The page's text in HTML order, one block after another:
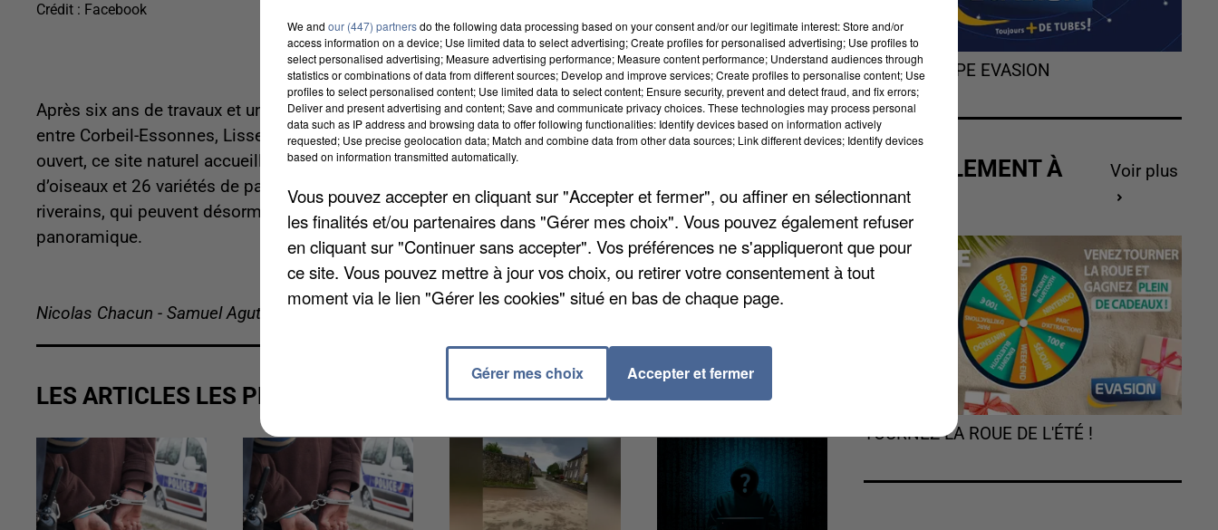
Crédit : Facebook
Après six ans de travaux et un investissement de huit millions d’euros, le Cirque de l’Essonne, situé
entre Corbeil-Essonnes, Lisses et Villabé, est enfin rénové. Longtemps resté une décharge à ciel
ouvert, ce site naturel accueille désormais une biodiversité impressionnante avec plus de 50 espèces
d’oiseaux et 26 variétés de papillons. L’inauguration a eu lieu ce samedi, une étape importante pour les
riverains, qui peuvent désormais profiter de chemins aménagés et d’un belvédère offrant une vue
panoramique.
Nicolas Chacun - Samuel Agutter
LES ARTICLES LES PLUS VUS
L'HOROSCOPE EVASION
ACTUELLEMENT À
GAGNER
Voir plus
TOURNEZ LA ROUE DE L'ÉTÉ !
We and our (447) partnersdo the following data processing based on your consent and/or our legitimate interest: Store and/or
access information on a device; Use limited data to select advertising; Create profiles for personalised advertising; Use profiles to
select personalised advertising; Measure advertising performance; Measure content performance; Understand audiences through
statistics or combinations of data from different sources; Develop and improve services; Create profiles to personalise content; Use
profiles to select personalised content; Use limited data to select content; Ensure security, prevent and detect fraud, and fix errors;
Deliver and present advertising and content; Save and communicate privacy choices. These technologies may process personal
data such as IP address and browsing data to offer following functionalities: Identify devices based on information actively
requested; Use precise geolocation data; Match and combine data from other data sources; Link different devices; Identify devices
based on information transmitted automatically.
Vous pouvez accepter en cliquant sur "Accepter et fermer", ou affiner en sélectionnant
les finalités et/ou partenaires dans "Gérer mes choix". Vous pouvez également refuser
en cliquant sur "Continuer sans accepter". Vos préférences ne s'appliqueront que pour
ce site. Vous pouvez mettre à jour vos choix, ou retirer votre consentement à tout
moment via le lien "Gérer les cookies" situé en bas de chaque page.
Gérer mes choix Accepter et fermer